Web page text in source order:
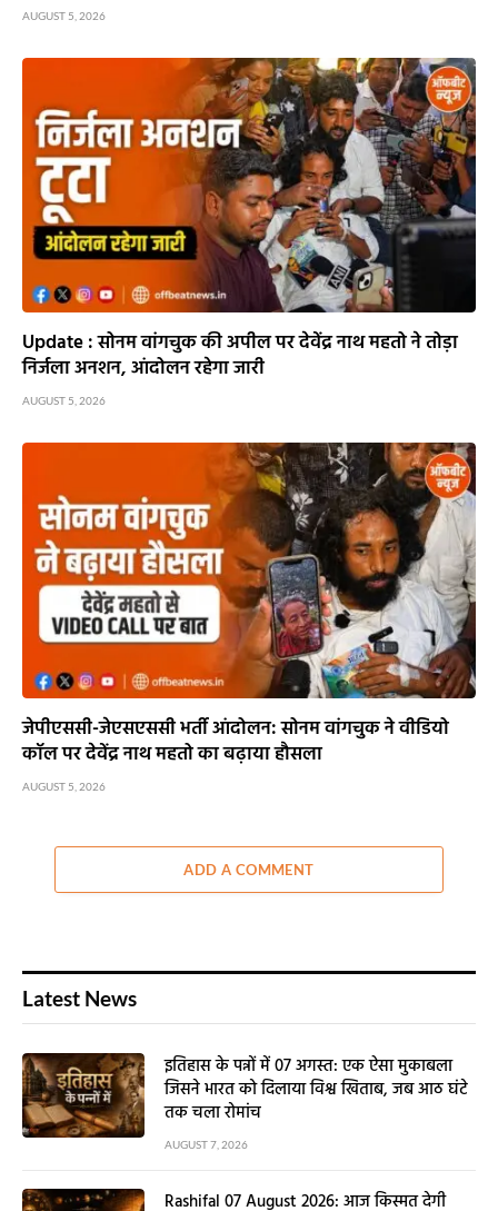
AUGUST 5, 2026
Update : सोनम वांगचुक की अपील पर देवेंद्र नाथ महतो ने तोड़ा
निर्जला अनशन, आंदोलन रहेगा जारी
AUGUST 5, 2026
जेपीएससी-जेएसएससी भर्ती आंदोलन: सोनम वांगचुक ने वीडियो
कॉल पर देवेंद्र नाथ महतो का बढ़ाया हौसला
AUGUST 5, 2026
ADD A COMMENT
Latest News
इतिहास के पन्नों में 07 अगस्त: एक ऐसा मुकाबला
जिसने भारत को दिलाया विश्व खिताब, जब आठ घंटे
तक चला रोमांच
AUGUST 7, 2026
Rashifal 07 August 2026: आज किस्मत देगी